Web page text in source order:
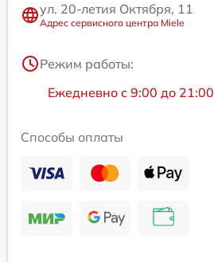
ул. 20-летия Октября, 11
Адрес сервисного центра Miele
Режим работы:
Ежедневно с 9:00 до 21:00
Способы оплаты